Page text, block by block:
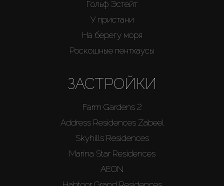
Гольф Эстейт
У пристани
На берегу моря
Роскошные пентхаусы
ЗАСТРОЙКИ
Farm Gardens 2
Address Residences Zabeel
Skyhills Residences
Marina Star Residences
AEON